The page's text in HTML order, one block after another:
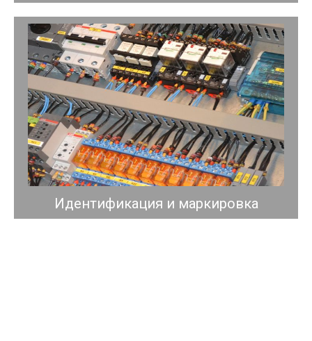
Идентификация и маркировка